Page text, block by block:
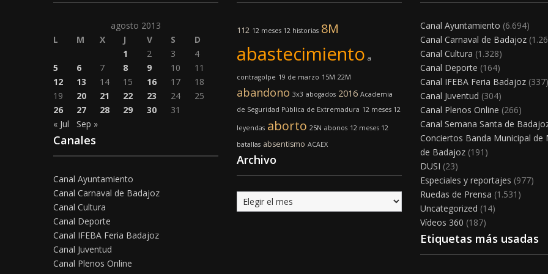
agosto 2013
L
M X J V S
D
1
2 3
4
5
6 7 8 9 10
11
12
13 14 15 16 17
18
19
20 21 22 23 24
25
26
27 28 29 30
31
« Jul
Sep »
Canales
Canal Ayuntamiento
Canal Carnaval de Badajoz
Canal Cultura
Canal Deporte
Canal IFEBA Feria Badajoz
Canal Juventud
Canal Plenos Online
112 12 meses 12 historias 8M
abastecimiento a
contragolpe 19 de marzo 15M 22M
abandono 3x3 abogados 2016 Academia
de Seguridad Pública de Extremadura 12 meses 12
leyendas aborto 25N abonos 12 meses 12
batallas absentismo ACAEX
Archivo
Archivo
Canal Ayuntamiento (6.694)
Canal Carnaval de Badajoz
Canal Cultura (1.328)
Canal Deporte (164)
Canal IFEBA Feria Badajoz (337)
Canal Juventud (304)
Canal Plenos Online (266)
Canal Semana Santa de
Conciertos Banda Municipal de
de Badajoz (191)
DUSI (23)
Especiales y reportajes (977)
Ruedas de Prensa (1.531)
Uncategorized (14)
Vídeos 360 (187)
Etiquetas más usadas